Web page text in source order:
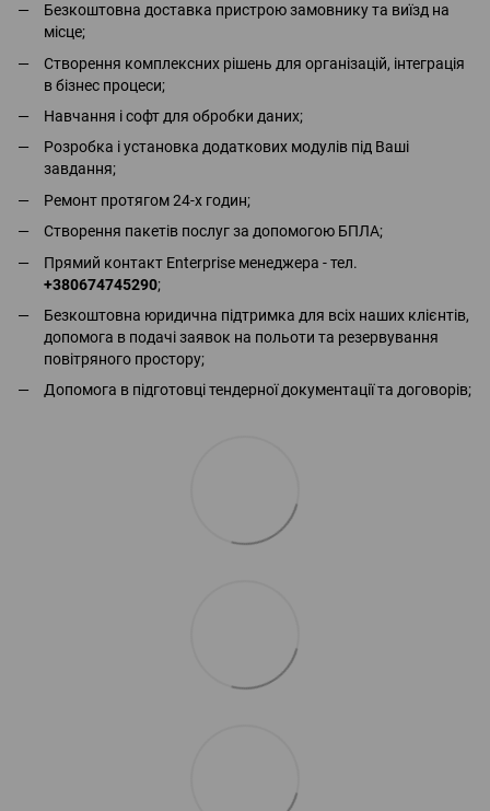
Безкоштовна доставка пристрою замовнику та виїзд на
місце;
Створення комплексних рішень для організацій, інтеграція
в бізнес процеси;
Навчання і софт для обробки даних;
Розробка і установка додаткових модулів під Ваші
завдання;
Ремонт протягом 24-х годин;
Створення пакетів послуг за допомогою БПЛА;
Прямий контакт Enterprise менеджера - тел.
+380674745290;
Безкоштовна юридична підтримка для всіх наших клієнтів,
допомога в подачі заявок на польоти та резервування
повітряного простору;
Допомога в підготовці тендерної документації та договорів;